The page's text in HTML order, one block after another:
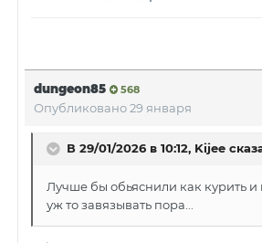
dungeon85 568
Опубликовано29 января
В 29/01/2026 в 10:12, Kijee
Лучше бы обьяснили как курить и
уж то завязывать пора...